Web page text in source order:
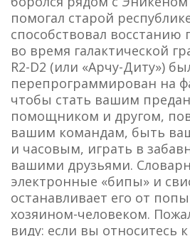
помогал старой
способствовал
во время галактической
R2-D2 (или «Арчу-Диту»)
перепрограммирован на
чтобы стать вашим
помощником и другом,
вашим командам, быть
и часовым, играть в
вашими друзьями.
электронные «бипы» и
останавливает его от
хозяином-человеком.
виду: если вы относитесь